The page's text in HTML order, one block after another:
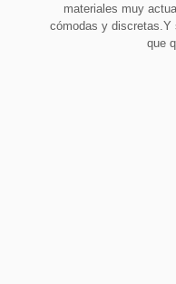
materiales muy
cómodas y discretas.Y
que